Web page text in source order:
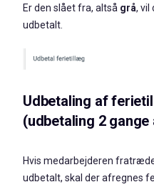
Er den slået fra, altså grå, vil
udbetalt.
Udbetaling af
(udbetaling 2
Hvis medarbejderen
udbetalt, skal der afregnes